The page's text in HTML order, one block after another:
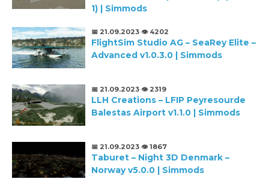
1) | Simmods
📅 21.09.2023 👁️ 4202
FlightSim Studio AG – SeaRey Elite –
Advanced v1.0.3.0 | Simmods
📅 21.09.2023 👁️ 2319
LLH Creations – LFIP Peyresourde
Balestas Airport v1.1.0 | Simmods
📅 21.09.2023 👁️ 1867
Taburet – Night 3D Denmark –
Norway v5.0.0 | Simmods